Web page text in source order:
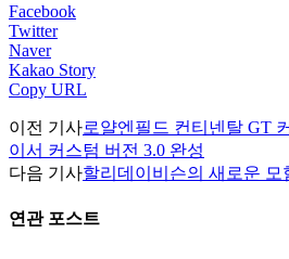
Facebook
Twitter
Naver
Kakao Story
Copy URL
이전 기사로얄엔필드 컨티넨탈 GT
이서 커스텀 버전 3.0 완성
다음 기사할리데이비슨의 새로운 모
연관 포스트